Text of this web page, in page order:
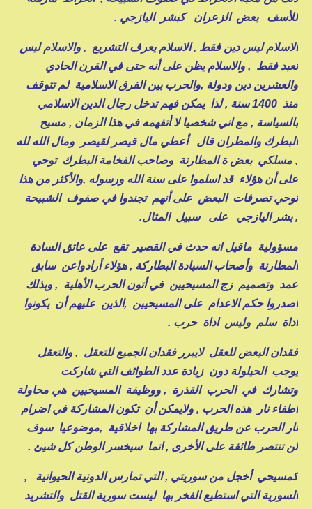
للأسف بعض الزعران كبشر اليازجي .
الاسلام ليس دين فقط , الاسلام يعرف التشريع , والاسلام ليس
تعبد فقط , والاسلام يظن على أنه حتى في القرن الحادي
والعشرين دين ودولة ,والحرب بين الفرق الاسلامية لم تتوقف
منذ 1400 سنة , لذا يمكن فهم تدخل رجال الدين الاسلامي
بالسياسة , مع اني شخصيا لا أتفهمه في هذا الزمان , مسيح
البطرك والمطران قال أعطي مال قيصر لقيصر ومال الله لله
, مسلكي بعض ة المطارنة وصاحب الفخامة البطرك توحي
على أن هؤلاء قد اسلموا على سنة الله ورسوله ,والأكثر من هذا
توحي تصرفات البعض على أنهم تجندوا في صفوف الشبيحة
, بشر اليازجي على سبيل المثال.
مسؤولية ماقيل انه حدث في القصير تقع على عاتق السادة
المطارنة وأصحاب السيادة البطاركة , هؤلاء أرادواعن سابق
عمد وتصميم زج المسيحيين في أتون الحرب الأهلية , وبذلك
أصدروا حكم الاعدام على المسيحيين ,الذين عليهم أن يكونوا
اداة سلم وليس اداة حرب .
فقدان البعض للعقل لايبرر فقدان الجميع للتعقل , والتعقل
يوجب الحيلولة دون زيادة عدد الطوائف التي شاركت
وتشارك في الحرب القذرة , ووظيفة المسيحيين هي محاولة
اطفاء نار هذه الحرب , ولايمكن أن تكون المشاركة في اضرام
نار الحرب عن طريق المشاركة بها اخلاقية ,موضوعيا سوف
لن تنتصر طائفة على الأخرى , انما سيخسر الوطن كل شيئ .
كمسيحي أخجل من سوريتي , التي تمارس الدونية الحيوانية ,
السورية التي استطيع الفخر بها ليست سورية القتل والتشريد